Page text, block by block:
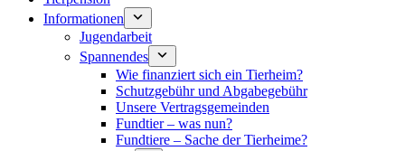
Informationen
Jugendarbeit
Spannendes
Wie finanziert sich ein Tierheim?
Schutzgebühr und Abgabegebühr
Unsere Vertragsgemeinden
Fundtier – was nun?
Fundtiere – Sache der Tierheime?